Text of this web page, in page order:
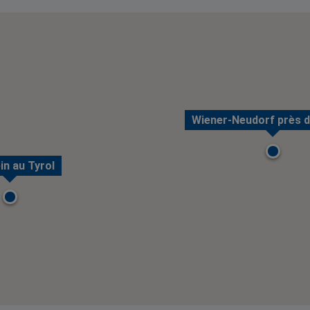
Wiener-Neudorf près
au Tyrol